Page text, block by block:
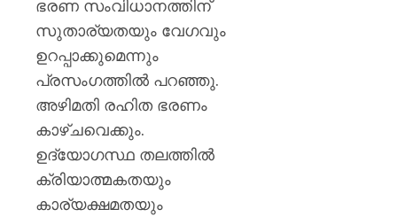
ഭരണ സംവിധാനത്തിന്
സുതാര്യതയും വേഗവും
ഉറപ്പാക്കുമെന്നും
പ്രസംഗത്തിൽ പറഞ്ഞു.
അഴിമതി രഹിത ഭരണം
കാഴ്‌ചവെക്കും.
ഉദ്യോഗസ്ഥ തലത്തിൽ
ക്രിയാത്മകതയും
കാര്യക്ഷമതയും